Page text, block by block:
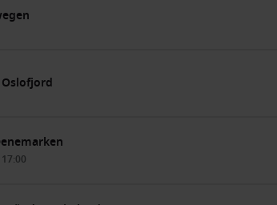
17:00